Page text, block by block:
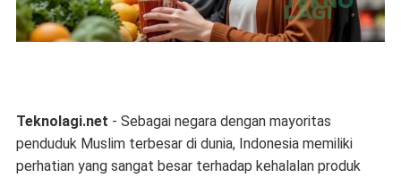
Teknolagi.net - Sebagai negara dengan mayoritas
penduduk Muslim terbesar di dunia, Indonesia memiliki
perhatian yang sangat besar terhadap kehalalan produk